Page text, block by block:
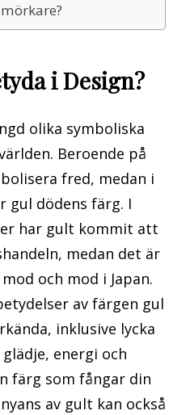
i Design?
olika symboliska
Beroende på
fred, medan i
gul dödens färg. I
har gult kommit att
medan det är
och mod i Japan.
av färgen gul
inklusive lycka
energi och
färg som fångar din
av gult kan också